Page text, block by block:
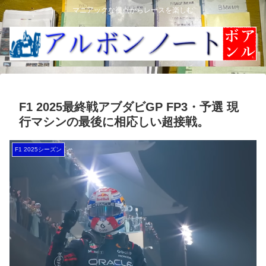
マニアックな視点からレースを楽しむ
F1 2025最終戦アブダビGP FP3・予選 現
行マシンの最後に相応しい超接戦。
F1 2025シーズン